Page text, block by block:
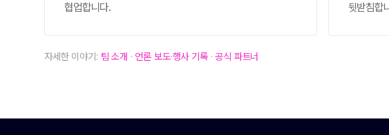
협업합니다.
뒷받침합
자세한 이야기: 팀 소개 · 언론 보도·행사 기록·공식 파트너